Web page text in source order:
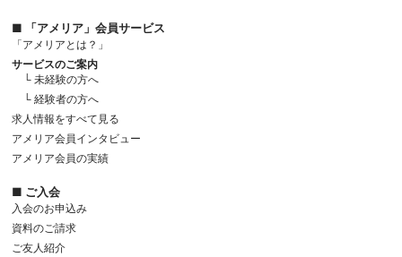
■ 「アメリア」会員サービス
「アメリアとは？」
サービスのご案内
└ 未経験の方へ
└ 経験者の方へ
求人情報をすべて見る
アメリア会員インタビュー
アメリア会員の実績
■ ご入会
入会のお申込み
資料のご請求
ご友人紹介